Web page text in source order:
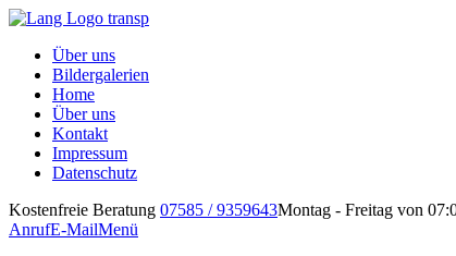
Über uns
Bildergalerien
Home
Über uns
Kontakt
Impressum
Datenschutz
Kostenfreie Beratung 07585 / 9359643Montag - Freitag von
AnrufE-MailMenü